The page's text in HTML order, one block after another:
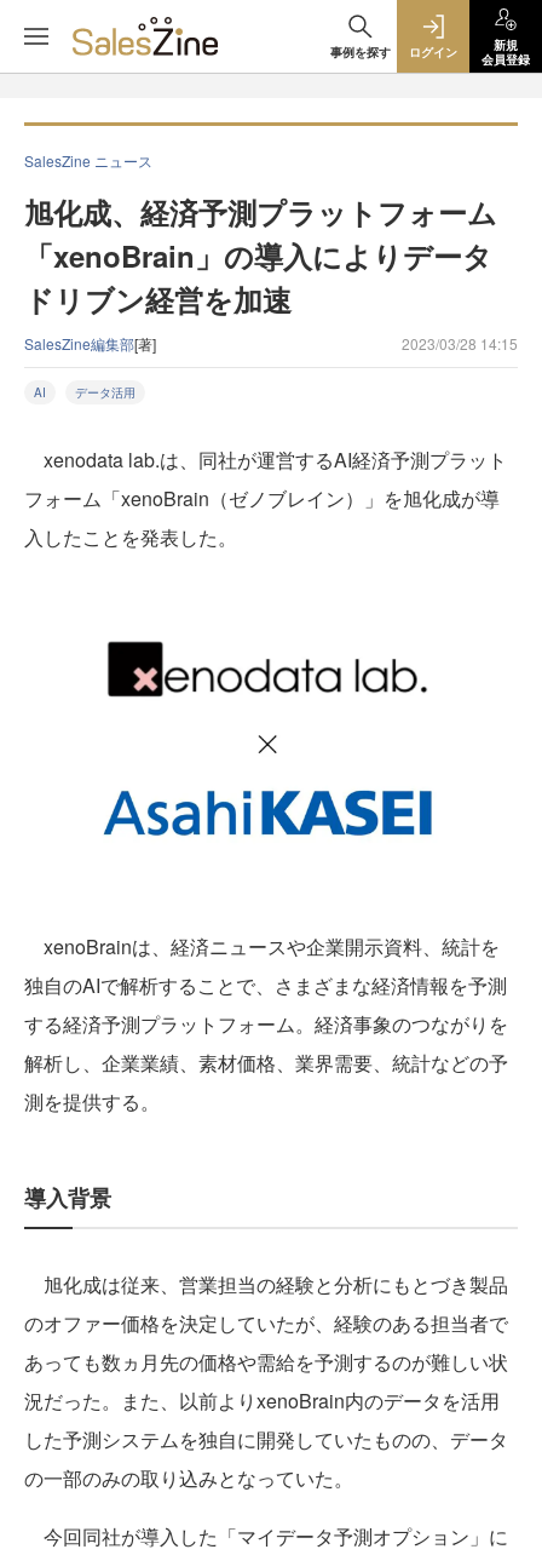
事例を探す ログイン
新規
会員登録
SalesZine ニュース
旭化成、経済予測プラットフォーム
「xenoBrain」の導入によりデータ
ドリブン経営を加速
SalesZine編集部[著] 2023/03/28 14:15
AI データ活用
xenodata lab.は、同社が運営するAI経済予測プラット
フォーム「xenoBrain（ゼノブレイン）」を旭化成が導
入したことを発表した。
xenoBrainは、経済ニュースや企業開示資料、統計を
独自のAIで解析することで、さまざまな経済情報を予測
する経済予測プラットフォーム。経済事象のつながりを
解析し、企業業績、素材価格、業界需要、統計などの予
測を提供する。
導入背景
旭化成は従来、営業担当の経験と分析にもとづき製品
のオファー価格を決定していたが、経験のある担当者で
あっても数ヵ月先の価格や需給を予測するのが難しい状
況だった。また、以前よりxenoBrain内のデータを活用
した予測システムを独自に開発していたものの、データ
の一部のみの取り込みとなっていた。
今回同社が導入した「マイデータ予測オプション」に